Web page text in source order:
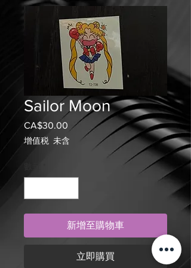
Sailor Moon
CA$30.00 價
格
增值税 未含
新增至購物車
立即購買